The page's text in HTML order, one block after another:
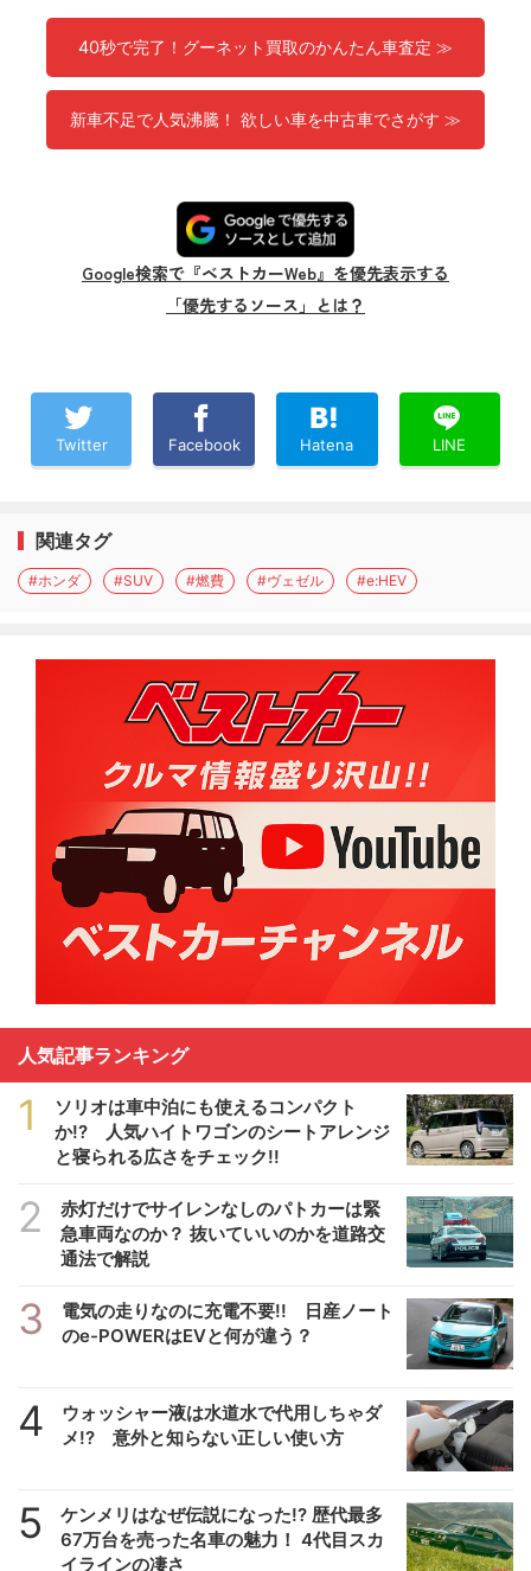
40秒で完了！グーネット買取のかんたん車査定 ≫
新車不足で人気沸騰！ 欲しい車を中古車でさがす ≫
Google検索で『ベストカーWeb』を優先表示する
「優先するソース」とは？
Twitter Facebook Hatena LINE
関連タグ
#ホンダ #SUV #燃費 #ヴェゼル #e:HEV
人気記事ランキング
1
ソリオは車中泊にも使えるコンパクト
か!? 人気ハイトワゴンのシートアレンジ
と寝られる広さをチェック!!
2
赤灯だけでサイレンなしのパトカーは緊
急車両なのか？ 抜いていいのかを道路交
通法で解説
3
電気の走りなのに充電不要!! 日産ノート
のe-POWERはEVと何が違う？
4
ウォッシャー液は水道水で代用しちゃダ
メ!? 意外と知らない正しい使い方
5
ケンメリはなぜ伝説になった!? 歴代最多
67万台を売った名車の魅力！ 4代目スカ
イラインの凄さ